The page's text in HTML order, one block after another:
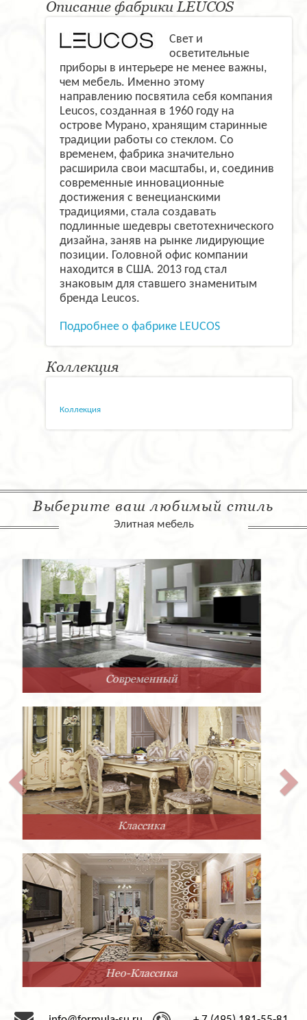
Описание фабрики LEUCOS
Свет и
осветительные
приборы в интерьере не менее важны,
чем мебель. Именно этому
направлению посвятила себя компания
Leucos, созданная в 1960 году на
острове Мурано, хранящим старинные
традиции работы со стеклом. Со
временем, фабрика значительно
расширила свои масштабы, и, соединив
современные инновационные
достижения с венецианскими
традициями, стала создавать
подлинные шедевры светотехнического
дизайна, заняв на рынке лидирующие
позиции. Головной офис компании
находится в США. 2013 год стал
знаковым для ставшего знаменитым
бренда Leucos.
Подробнее о фабрике LEUCOS
Коллекция
Коллекция
Выберите ваш любимый стиль
Элитная мебель
Арт-Деко
Прованс
Минимализм